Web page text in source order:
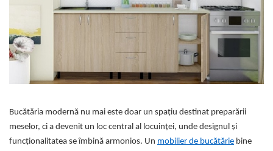
Bucătăria modernă nu mai este doar un spațiu destinat preparării
meselor, ci a devenit un loc central al locuinței, unde designul și
funcționalitatea se îmbină armonios. Un mobilier de bucătărie bine